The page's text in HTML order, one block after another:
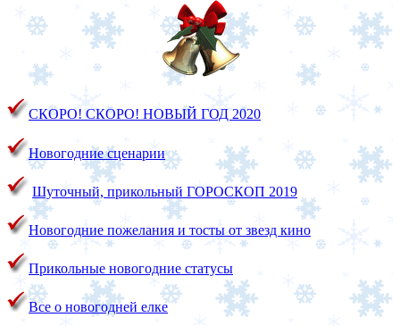
СКОРО! СКОРО! НОВЫЙ ГОД 2020
Новогодние сценарии
Шуточный, прикольный ГОРОСКОП 2019
Новогодние пожелания и тосты от звезд кино
Прикольные новогодние статусы
Все о новогодней елке